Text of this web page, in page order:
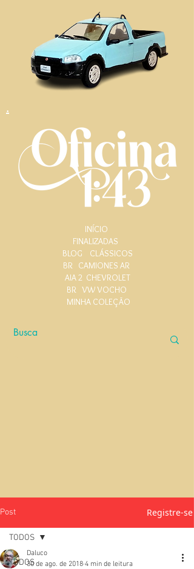
.
INÍCIO
FINALIZADAS
BLOG
CLÁSSICOS
BR CAMIONES AR
AIA 2 CHEVROLET
BR VW VOCHO
MINHA COLEÇÃO
Post Registre-se
TODOS
TODOS
Daluco
30 de ago. de 2018 4 min de leitura